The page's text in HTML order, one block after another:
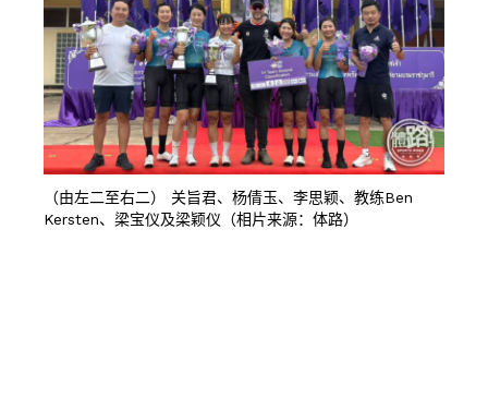
（由左二至右二） 关旨君、杨倩玉、李思颖、教练Ben
Kersten、梁宝仪及梁颖仪（相片来源：体路）